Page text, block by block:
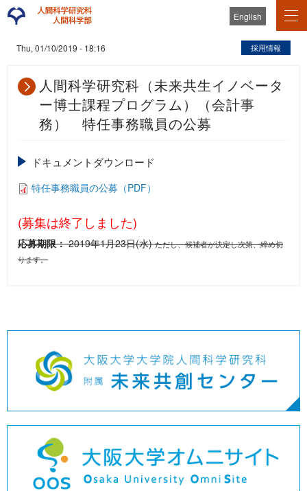
English
Thu, 01/10/2019 - 18:16 採用情報
人間科学研究科（未来共生イノベータ
ー博士課程プログラム）（会計事
務） 特任事務職員の公募
ドキュメントダウンロード
特任事務職員の公募（PDF）
(募集は終了しました)
応募期限：2019年1月23日(水)ただし、候補者が決定し次第、締め切
ります。